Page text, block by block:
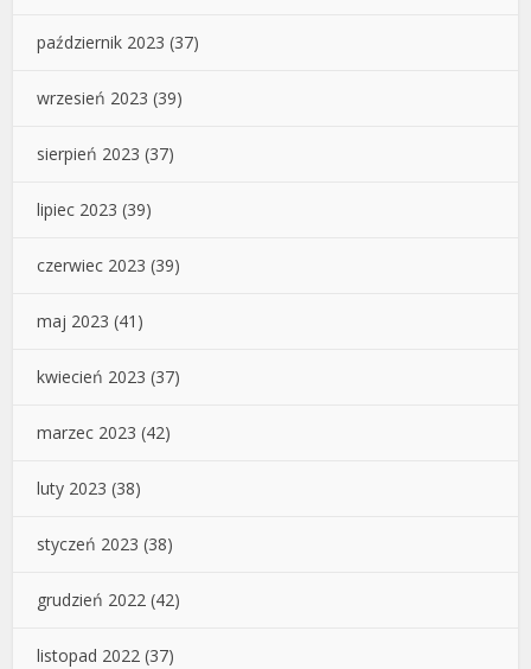
październik 2023 (37)
wrzesień 2023 (39)
sierpień 2023 (37)
lipiec 2023 (39)
czerwiec 2023 (39)
maj 2023 (41)
kwiecień 2023 (37)
marzec 2023 (42)
luty 2023 (38)
styczeń 2023 (38)
grudzień 2022 (42)
listopad 2022 (37)